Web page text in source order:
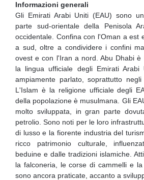
Informazioni generali
Gli Emirati Arabi Uniti (EAU) sono
parte sud-orientale della Penisola
occidentale. Confina con l'Oman a est
a sud, oltre a condividere i confini
ovest e con l'Iran a nord. Abu Dhabi
la lingua ufficiale degli Emirati
ampiamente parlato, soprattutto
L'Islam è la religione ufficiale degli
della popolazione è musulmana. Gli
molto sviluppata, in gran parte
petrolio. Sono noti per le loro
di lusso e la fiorente industria del
ricco patrimonio culturale,
beduine e dalle tradizioni islamiche.
la falconeria, le corse di cammelli e
sono ancora praticate, accanto a